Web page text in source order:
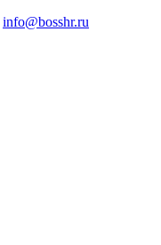
info@bosshr.ru